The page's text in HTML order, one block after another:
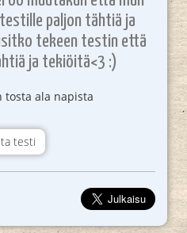
paljon tähtiä ja
tekeen testin että
ja tekiöitä<3 :)
tosta ala napista
testi